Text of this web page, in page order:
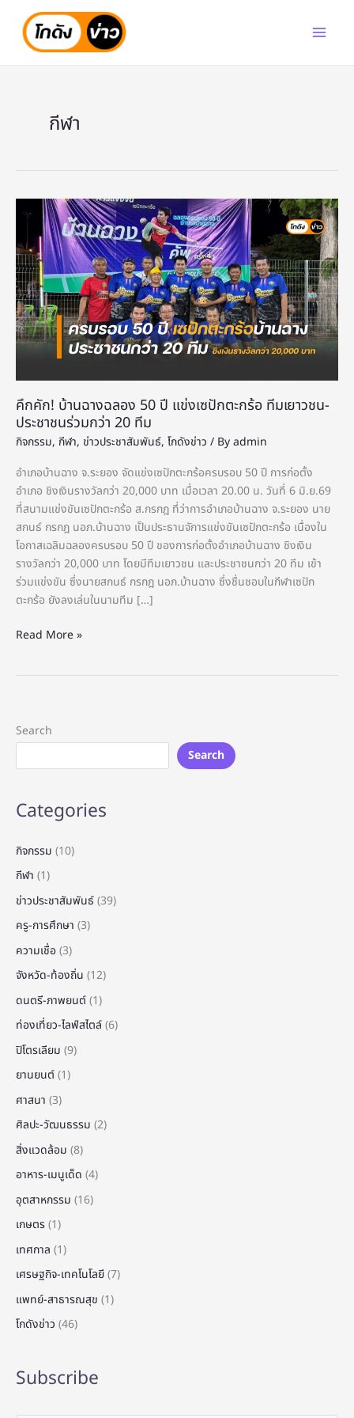
content
กีฬา
คึกคัก! บ้านฉางฉลอง 50 ปี แข่งเซปักตะกร้อ ทีมเยาวชน-
ประชาชนร่วมกว่า 20 ทีม
กิจกรรม, กีฬา, ข่าวประชาสัมพันธ์, โกดังข่าว / Byadmin
อำเภอบ้านฉาง จ.ระยอง จัดแข่งเซปักตะกร้อครบรอบ 50 ปี การก่อตั้ง
อำเภอ ชิงเงินรางวัลกว่า 20,000 บาท เมื่อเวลา 20.00 น. วันที่ 6 มิ.ย.69
ที่สนามแข่งขันเซปักตะกร้อ ส.กรกฎ ที่ว่าการอำเภอบ้านฉาง จ.ระยอง นาย
สกนธ์ กรกฎ นอภ.บ้านฉาง เป็นประธานจัการแข่งขันเซปักตะกร้อ เนื่องใน
โอกาสเฉลิมฉลองครบรอบ 50 ปี ของการก่อตั้งอำเภอบ้านฉาง ชิงเงิน
รางวัลกว่า 20,000 บาท โดยมีทีมเยาวชน และประชาชนกว่า 20 ทีม เข้า
ร่วมแข่งขัน ซึ่งนายสกนธ์ กรกฎ นอภ.บ้านฉาง ซึ่งชื่นชอบในกีฬาเซปัก
ตะกร้อ ยังลงเล่นในนามทีม […]
คึกคัก!
บ้านฉาง
ฉลอง
50
ปี
แข่ง
เซปัก
ตะกร้อ
ร่วม
กว่า
20
Read More »
Search
Search
Categories
กิจกรรม (10)
กีฬา (1)
ข่าวประชาสัมพันธ์(39)
ครู-การศึกษา (3)
ความเชื่อ(3)
จังหวัด-ท้องถิ่น (12)
ดนตรี-ภาพยนต์(1)
ท่องเที่ยว-ไลฟ์สไตล์(6)
ปิโตรเลียม (9)
ยานยนต์(1)
ศาสนา (3)
ศิลปะ-วัฒนธรรม (2)
สิ่งแวดล้อม (8)
อาหาร-เมนูเด็ด (4)
อุตสาหกรรม (16)
เกษตร(1)
เทศกาล (1)
เศรษฐกิจ-เทคโนโลยี(7)
แพทย์-สาธารณสุข (1)
โกดังข่าว (46)
Subscribe